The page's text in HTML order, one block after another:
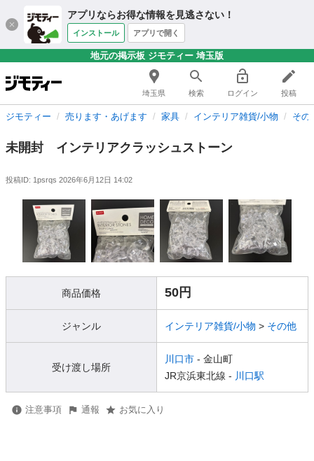
アプリならお得な情報を見逃さない！
インストール アプリで開く
地元の掲示板 ジモティー 埼玉版
埼玉県 検索 ログイン 投稿
ジモティー 売ります・あげます 家具 インテリア雑貨/小物 その
未開封 インテリアクラッシュストーン
投稿ID: 1psrqs 2026年6月12日 14:02
商品価格 50円
ジャンル インテリア雑貨/小物 > その他
受け渡し場所
川口市 - 金山町
JR京浜東北線 - 川口駅
注意事項 通報 お気に入り